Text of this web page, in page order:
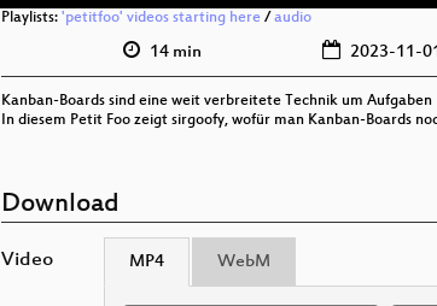
Playlists: 'petitfoo' videos starting here / audio
14 min 2023-11-
Kanban-Boards sind eine weit verbreitete Technik um Aufgaben
In diesem Petit Foo zeigt sirgoofy, wofür man Kanban-Boards
Download
Video MP4 WebM